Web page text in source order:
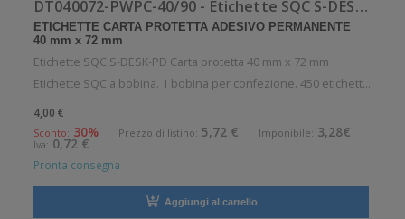
DT040072-PWPC-40/90 - Etichette SQC S-DESK-PD Carta protetta
ETICHETTE CARTA PROTETTA ADESIVO PERMANENTE
40 mm x 72 mm
Etichette SQC S-DESK-PD Carta protetta 40 mm x 72 mm
Etichette SQC a bobina. 1 bobina per confezione. 450 etichette
per bobina. Etichette in carta protetta con adesivo
permanente. Diametro interno: 40 mm. Diametro esterno: 90
mm. Tipo: Supporto d
4,00 €
Sconto: 30% Prezzo di listino: 5,72 € Imponibile: 3,28€
Iva: 0,72 €
Pronta consegna
Aggiungi al carrello